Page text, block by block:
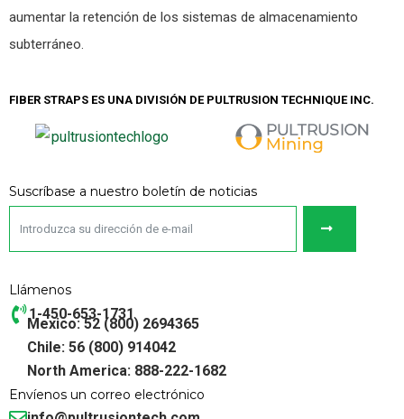
aumentar la retención de los sistemas de almacenamiento
subterráneo.
FIBER STRAPS ES UNA DIVISIÓN DE PULTRUSION TECHNIQUE INC.
Suscríbase a nuestro boletín de noticias
Llámenos
1-450-653-1731
Mexico: 52 (800) 2694365
Chile: 56 (800) 914042
North America: 888-222-1682
Envíenos un correo electrónico